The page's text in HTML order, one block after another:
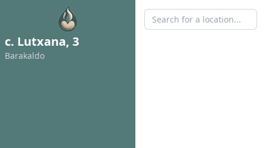
c. Lutxana, 3
Barakaldo